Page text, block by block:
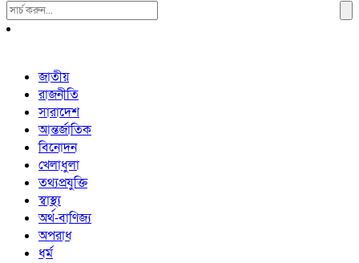
Search
For:
জাতীয়
রাজনীতি
সারাদেশ
আন্তর্জাতিক
বিনোদন
খেলাধুলা
তথ্যপ্রযুক্তি
স্বাস্থ্য
অর্থ-বাণিজ্য
অপরাধ
ধর্ম